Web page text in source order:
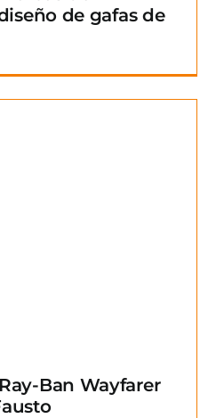
de gafas de
Ban Wayfarer